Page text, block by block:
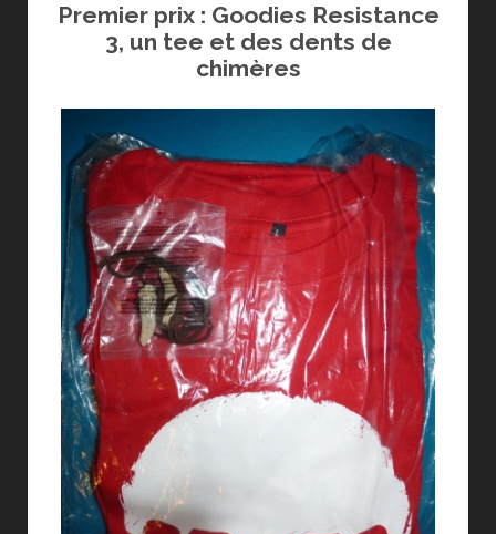
Premier prix : Goodies Resistance
3, un tee et des dents de
chimères